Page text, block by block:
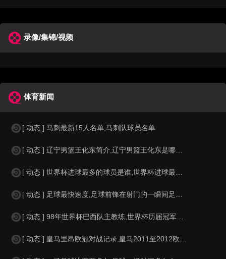
录像/集锦/视频
体育新闻
[ 动态 ] 马刺最新15人名单,马刺队球员名单
[ 动态 ] 辽宁男篮王化东简介,辽宁男篮王化东是哪里人？
[ 动态 ] 世界杯进球最多的球员是谁,世界杯进球最多的球员是谁？
[ 动态 ] 足球最快速度,足球前锋在射门的一瞬间足球的速度有多快？？
[ 动态 ] 98年世界杯巴西队主教练,世界杯历届冠军球队教练
[ 动态 ] 皇马里昂欧冠对战记录,皇马2011至2012欧冠赛程&nbs